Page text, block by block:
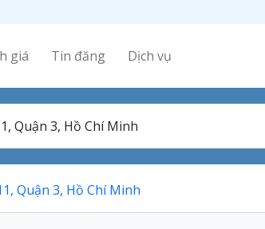
giá Tin đăng Dịch vụ
Quận 3, Hồ Chí Minh